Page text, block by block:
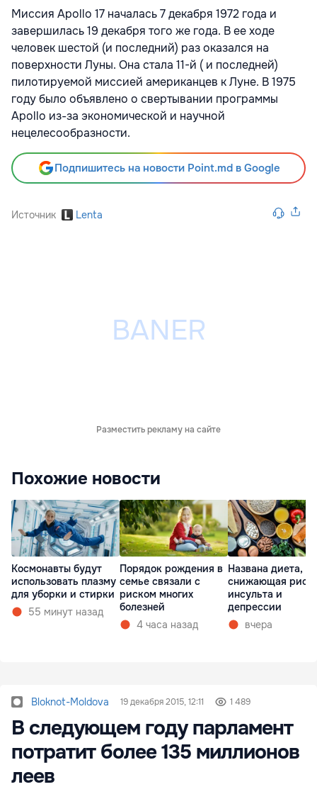
Миссия Apollo 17 началась 7 декабря 1972 года и
завершилась 19 декабря того же года. В ее ходе
человек шестой (и последний) раз оказался на
поверхности Луны. Она стала 11-й ( и последней)
пилотируемой миссией американцев к Луне. В 1975
году было объявлено о свертывании программы
Apollo из-за экономической и научной
нецелесообразности.
Подпишитесь на новости Point.md в Google
Источник Lenta
Разместить рекламу на сайте
Похожие новости
Космонавты будут
использовать плазму
для уборки и стирки
55 минут назад
Порядок рождения в
семье связали с
риском многих
болезней
4 часа назад
Названа диета,
снижающая риск
инсульта и
депрессии
вчера
Bloknot-Moldova 19 декабря 2015, 12:11 1 489
В следующем году парламент
потратит более 135 миллионов
леев